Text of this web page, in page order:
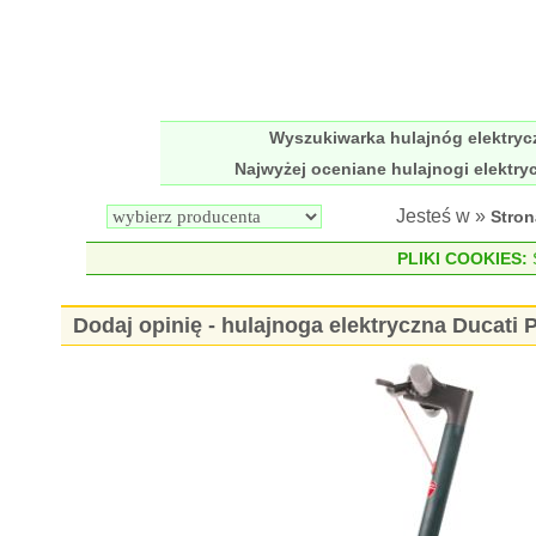
Wyszukiwarka hulajnóg
Najwyżej oceniane hulajnogi
Jesteś w »
PLIKI COOKIES:
Dodaj opinię - hulajnoga elektryczna Ducati